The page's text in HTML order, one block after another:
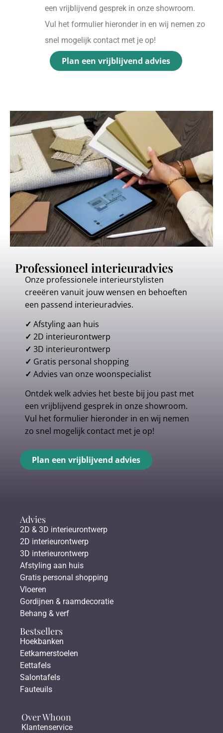
een vrijblijvend gesprek in onze showroom.
Vul het formulier hieronder in en wij nemen zo
snel mogelijk contact met je op!
Plan een vrijblijvend advies
Professioneel interieuradvies
Onze professionele interieurstylisten
creeëren vanuit jouw wensen en behoeften
een passend interieuradvies.
✓ Afstyling aan huis
✓ 2D interieurontwerp
✓ 3D interieurontwerp
✓ Gratis personal shopping
✓ Advies van onze woonspecialist
Ontdek welk advies het beste bij jou past met
een vrijblijvend gesprek in onze showroom.
Vul het formulier hieronder in en wij nemen
zo snel mogelijk contact met je op!
Plan een vrijblijvend advies
Advies
2D & 3D interieurontwerp
2D interieurontwerp
3D interieurontwerp
Afstyling aan huis
Gratis personal shopping
Vloeren
Gordijnen & raamdecoratie
Behang & verf
Bestsellers
Hoekbanken
Eetkamerstoelen
Eettafels
Salontafels
Fauteuils
Over Whoon
Klantenservice